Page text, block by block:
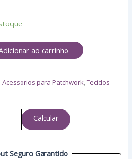
ao carrinho
Acessórios para Patchwork,Tecidos
Calcular
Seguro Garantido